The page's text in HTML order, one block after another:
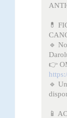
💊
🔹
👉
🔹
📱